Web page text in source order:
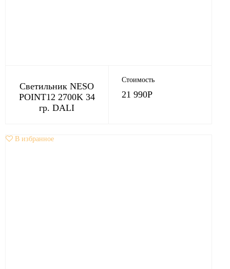
Светильник NESO
POINT12 2700K 34
гр. DALI
Стоимость
21 990Р
В избранное